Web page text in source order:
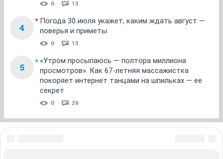
0 13
4
Погода 30 июля укажет, каким ждать август —
поверья и приметы
0 13
5
«Утром просыпаюсь — полтора миллиона
просмотров». Как 67-летняя массажистка
покоряет интернет танцами на шпильках — ее
секрет
0 26